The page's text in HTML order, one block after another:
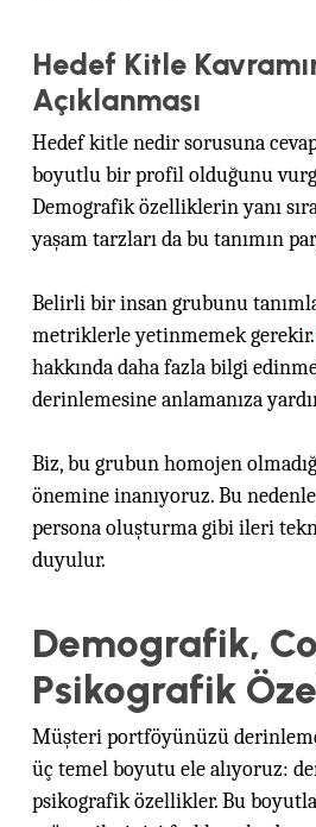
Hedef Kitle
Açıklanması
Hedef kitle nedir sorusuna
boyutlu bir profil olduğunu
Demografik özelliklerin yanı
yaşam tarzları da bu tanımın
Belirli bir insan grubunu
metriklerle yetinmemek gerekir.
hakkında daha fazla bilgi
derinlemesine anlamanıza
Biz, bu grubun homojen
önemine inanıyoruz. Bu
persona oluşturma gibi ileri
duyulur.
Demografik,
Psikografik
Müşteri portföyünüzü
üç temel boyutu ele alıyoruz:
psikografik özellikler. Bu